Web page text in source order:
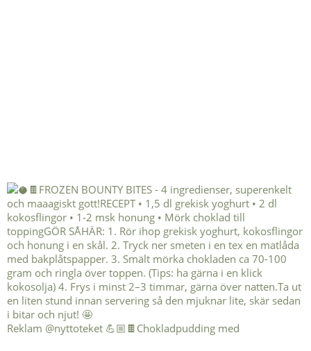
Reklam @nyttoteket 💪🏼🍫Chokladpudding med